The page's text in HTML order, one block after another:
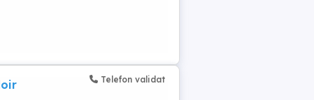
Telefon validat